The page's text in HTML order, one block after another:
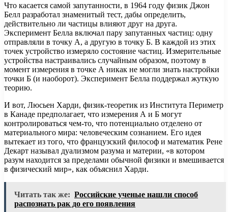
Что касается самой запутанности, в 1964 году физик Джон
Белл разработал знаменитый тест, дабы определить,
действительно ли частицы влияют друг на друга.
Эксперимент Белла включал пару запутанных частиц: одну
отправляли в точку А, а другую в точку Б. В каждой из этих
точек устройство измеряло состояние частиц. Измерительные
устройства настраивались случайным образом, поэтому в
момент измерения в точке А никак не могли знать настройки
точки Б (и наоборот). Эксперимент Белла поддержал жуткую
теорию.
И вот, Люсьен Харди, физик-теоретик из Института Периметр
в Канаде предполагает, что измерения А и Б могут
контролироваться чем-то, что потенциально отделено от
материального мира: человеческим сознанием. Его идея
вытекает из того, что французский философ и математик Рене
Декарт называл дуализмом разума и материи, «в котором
разум находится за пределами обычной физики и вмешивается
в физический мир», как объяснил Харди.
Читать так же: Российские ученые нашли способ
распознать рак до его появления